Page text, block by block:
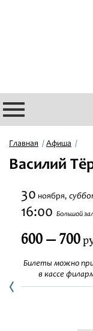
Филармония
Фестивали
Абонементы
Новости
Главная Афиша
Василий
30 ноября,
16:00 Большой
600 — 700
Билеты можно
в кассе